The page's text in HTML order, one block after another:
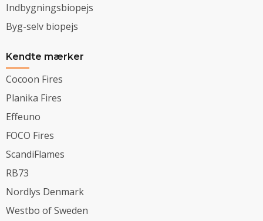
Indbygningsbiopejs
Byg-selv biopejs
Kendte mærker
Cocoon Fires
Planika Fires
Effeuno
FOCO Fires
ScandiFlames
RB73
Nordlys Denmark
Westbo of Sweden